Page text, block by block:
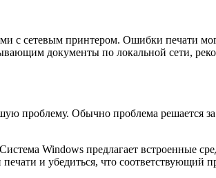
с сетевым принтером. Ошибки печати
документы по локальной сети,
проблему. Обычно проблема решается
Windows предлагает встроенные
и убедиться, что соответствующий